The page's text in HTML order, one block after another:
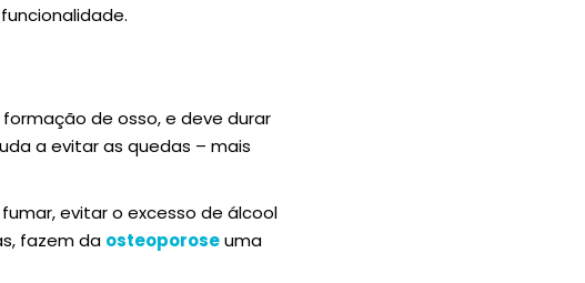
de osso, e deve durar
a evitar as quedas – mais
evitar o excesso de álcool
fazem da osteoporoseuma